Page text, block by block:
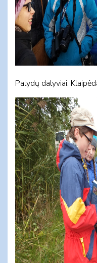
Palydų dalyviai.